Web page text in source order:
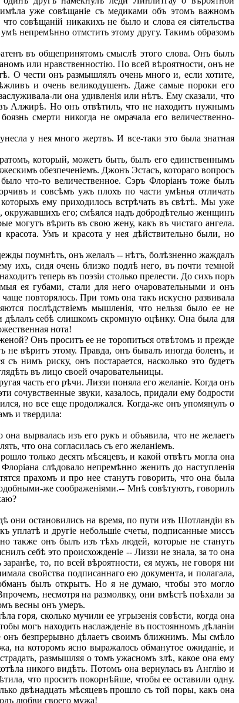
уже совѣщаніе съ медиками объ этомъ важномъ
совѣщаній никакихъ не было и слова ея сіятельства
непремѣнно отмстить этому другу. Такимъ образомъ
въ общепринятомъ смыслѣ этого слова. Онъ былъ
или нравственностію. По всей вѣроятности, онъ не
О чести онъ размышлялъ очень много и, если хотите,
и очень великодушенъ. Даже самые пороки его
ли она удивленія или нѣтъ. Ему сказали, что
Алжирѣ. Но онъ отвѣтилъ, что не находитъ нужнымъ
смерти никогда не омрачала его величественно-
у нея много жертвъ. И все-таки это была знатная
который, можетъ быть, былъ его единственнымъ
обезпеченіемъ. Джонъ Эстасъ, котораго вопросъ
что-то величественное. Сэръ Флоріанъ тоже былъ
и совсѣмъ ужъ плохъ по части умѣнья отличать
ему приходилось встрѣчать въ свѣтѣ. Мы уже
окружавшихъ его; смѣялся надъ добродѣтелью женщинъ
могутъ вѣрить въ свою жену, какъ въ чистаго ангела.
Умъ и красота у нея дѣйствительно были, но
поумнѣть, онъ желалъ -- нѣтъ, болѣзненно жаждалъ
ихъ, сидя очень близко подлѣ него, въ почти темной
теперь въ поэзіи столько прелести. До сихъ поръ
ея губами, стали для него очаровательными и онъ
повторялось. При томъ она такъ искусно развивала
послѣдствіемъ мышленія, что нельзя было ее не
дѣлалъ себѣ слишкомъ скромную оцѣнку. Она была для
нота!
Онъ проситъ ее не торопиться отвѣтомъ и прежде
не вѣритъ этому. Правда, онъ бывалъ иногда боленъ, и
нимъ риску, онъ постарается, насколько это будетъ
въ лицо своей очаровательницы.
часть его рѣчи. Лиззи поняла его желаніе. Когда онъ
сочувственные звуки, казалось, придали ему бодрости
но все еще продолжался. Когда-же онъ упомянулъ о
и твердила:
вырвалась изъ его рукъ и объявила, что не желаетъ
что она согласилась съ его желаніемъ.
только десять мѣсяцевъ, и какой отвѣтъ могла она
слѣдовало непремѣнно женить до наступленія
прахомъ и про нее станутъ говорить, что она была
же соображеніями.-- Мнѣ совѣтуютъ, говорилъ
они остановились на время, по пути изъ Шотландіи въ
уплатѣ и другіе небольшіе счеты, подписанные миссъ
также онъ былъ изъ тѣхъ людей, которые не станутъ
себѣ это происхожденіе -- Лиззи не знала, за то она
то, по всей вѣроятности, ея мужъ, не говоря ни
свойства подписаннаго ею документа, и полагала,
былъ открытъ. Но я не думаю, чтобы это могло
несмотря на размолвку, они вмѣстѣ поѣхали за
весны онъ умеръ.
горя, сколько мучили ее угрызенія совѣсти, когда она
могъ находить наслажденіе въ постоянномъ дѣланіи
онъ безпрерывно дѣлаетъ своимъ ближнимъ. Мы смѣло
на которомъ ясно выражалось обманутое ожиданіе, и
размышляя о томъ ужасномъ злѣ, какое она ему
никого видѣть. Потомъ она вернулась въ Англію и
что проситъ покорнѣйше, чтобы ее оставили одну.
двѣнадцать мѣсяцевъ прошло съ той поры, какъ она
любви своего мужа!